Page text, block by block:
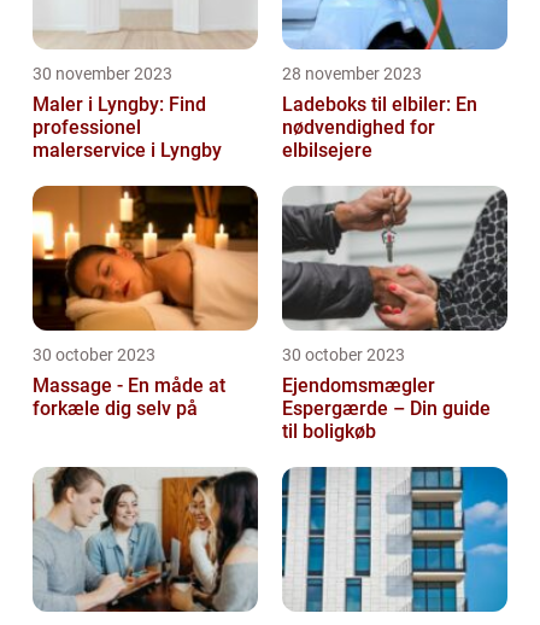
30 november 2023
Maler i Lyngby: Find
professionel
malerservice i Lyngby
28 november 2023
Ladeboks til elbiler: En
nødvendighed for
elbilsejere
30 october 2023
Massage - En måde at
forkæle dig selv på
30 october 2023
Ejendomsmægler
Espergærde – Din guide
til boligkøb